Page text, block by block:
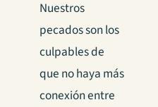
Nuestros
pecados son los
culpables de
que no haya más
conexión entre